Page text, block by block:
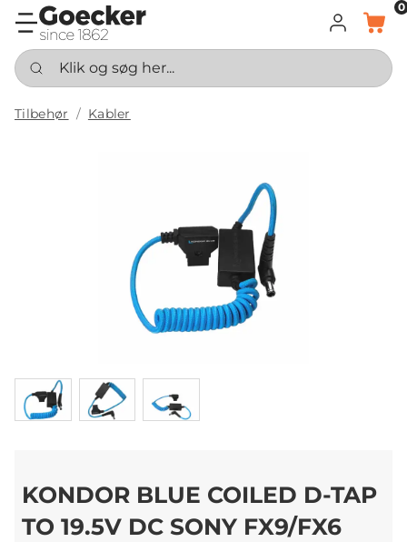
LOG INDKURV
0
Klik og søg her...
Tilbehør Kabler
KONDOR BLUE COILED D-TAP
TO 19.5V DC SONY FX9/FX6